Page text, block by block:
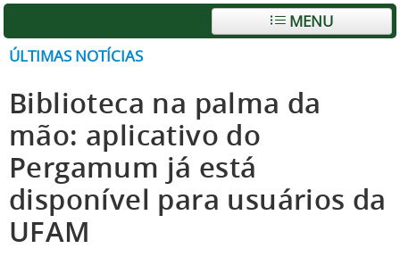
MENU
ÚLTIMAS NOTÍCIAS
Biblioteca na palma da
mão: aplicativo do
Pergamum já está
disponível para usuários da
UFAM